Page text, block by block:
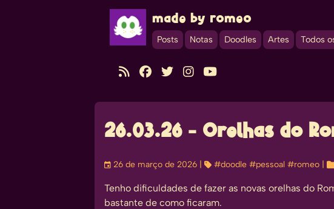
made by romeo
Posts Notas Doodles Artes Todos
    
26.03.26 - Orelhas do
󰃭 26 de março de 2026 |  #doodle #pessoal #romeo |
Tenho dificuldades de fazer as novas orelhas do
bastante de como ficaram.